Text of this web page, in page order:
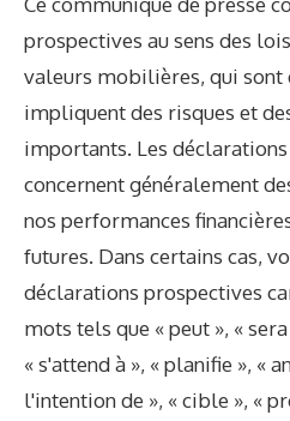
prospectives au sens des
valeurs mobilières, qui sont
impliquent des risques et
importants. Les
concernent généralement
nos performances
futures. Dans certains cas,
déclarations prospectives
mots tels que « peut », «
« s'attend à », « planifie », «
l'intention de », « cible », «